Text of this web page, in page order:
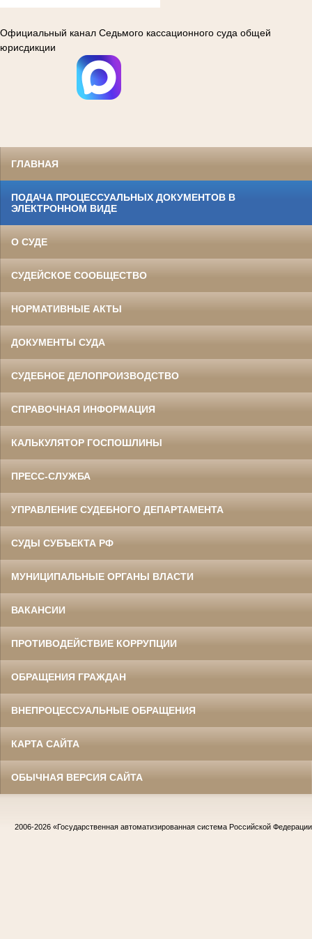
Официальный канал Седьмого кассационного суда общей
юрисдикции
ГЛАВНАЯ
ПОДАЧА ПРОЦЕССУАЛЬНЫХ ДОКУМЕНТОВ В
ЭЛЕКТРОННОМ ВИДЕ
О СУДЕ
СУДЕЙСКОЕ СООБЩЕСТВО
НОРМАТИВНЫЕ АКТЫ
ДОКУМЕНТЫ СУДА
СУДЕБНОЕ ДЕЛОПРОИЗВОДСТВО
СПРАВОЧНАЯ ИНФОРМАЦИЯ
КАЛЬКУЛЯТОР ГОСПОШЛИНЫ
ПРЕСС-СЛУЖБА
УПРАВЛЕНИЕ СУДЕБНОГО ДЕПАРТАМЕНТА
СУДЫ СУБЪЕКТА РФ
МУНИЦИПАЛЬНЫЕ ОРГАНЫ ВЛАСТИ
ВАКАНСИИ
ПРОТИВОДЕЙСТВИЕ КОРРУПЦИИ
ОБРАЩЕНИЯ ГРАЖДАН
ВНЕПРОЦЕССУАЛЬНЫЕ ОБРАЩЕНИЯ
КАРТА САЙТА
ОБЫЧНАЯ ВЕРСИЯ САЙТА
2006-2026 «Государственная автоматизированная система Российской